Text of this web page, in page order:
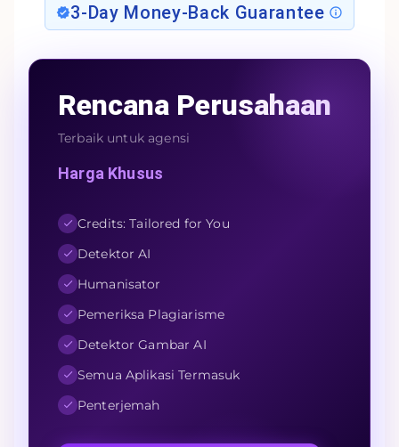
3-Day Money-Back Guarantee
Rencana Perusahaan
Terbaik untuk agensi
Harga Khusus
Credits: Tailored for You
Detektor AI
Humanisator
Pemeriksa Plagiarisme
Detektor Gambar AI
Semua Aplikasi Termasuk
Penterjemah